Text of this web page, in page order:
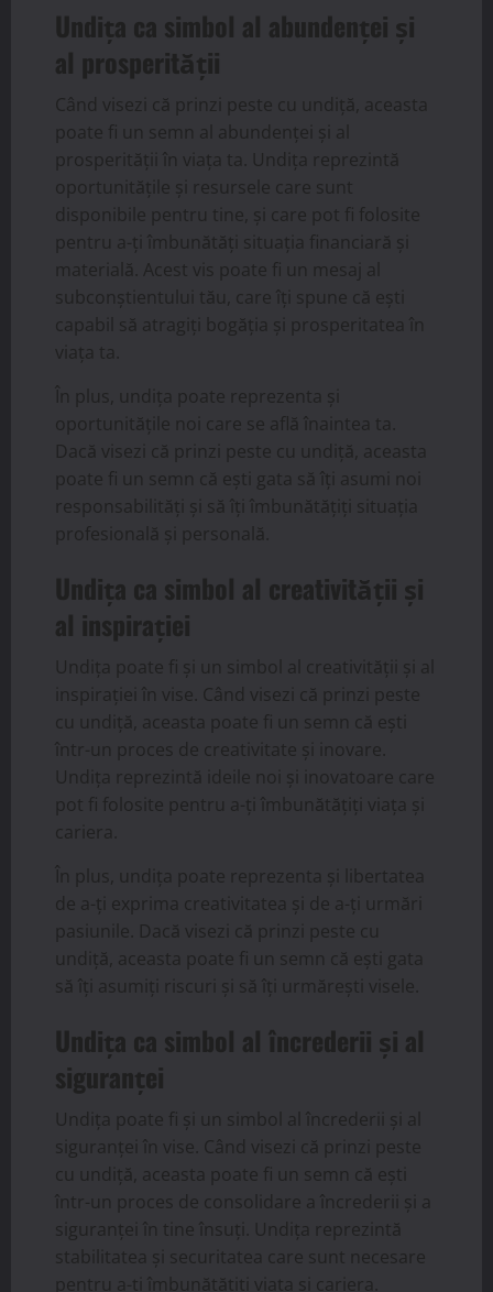
Undița ca simbol al abundenței și
al prosperității
Când visezi că prinzi peste cu undiță, aceasta
poate fi un semn al abundenței și al
prosperității în viața ta. Undița reprezintă
oportunitățile și resursele care sunt
disponibile pentru tine, și care pot fi folosite
pentru a-ți îmbunătăți situația financiară și
materială. Acest vis poate fi un mesaj al
subconștientului tău, care îți spune că ești
capabil să atragiți bogăția și prosperitatea în
viața ta.
În plus, undița poate reprezenta și
oportunitățile noi care se află înaintea ta.
Dacă visezi că prinzi peste cu undiță, aceasta
poate fi un semn că ești gata să îți asumi noi
responsabilități și să îți îmbunătățiți situația
profesională și personală.
Undița ca simbol al creativității și
al inspirației
Undița poate fi și un simbol al creativității și al
inspirației în vise. Când visezi că prinzi peste
cu undiță, aceasta poate fi un semn că ești
într-un proces de creativitate și inovare.
Undița reprezintă ideile noi și inovatoare care
pot fi folosite pentru a-ți îmbunătățiți viața și
cariera.
În plus, undița poate reprezenta și libertatea
de a-ți exprima creativitatea și de a-ți urmări
pasiunile. Dacă visezi că prinzi peste cu
undiță, aceasta poate fi un semn că ești gata
să îți asumiți riscuri și să îți urmărești visele.
Undița ca simbol al încrederii și al
siguranței
Undița poate fi și un simbol al încrederii și al
siguranței în vise. Când visezi că prinzi peste
cu undiță, aceasta poate fi un semn că ești
într-un proces de consolidare a încrederii și a
siguranței în tine însuți. Undița reprezintă
stabilitatea și securitatea care sunt necesare
pentru a-ți îmbunătățiți viața și cariera.